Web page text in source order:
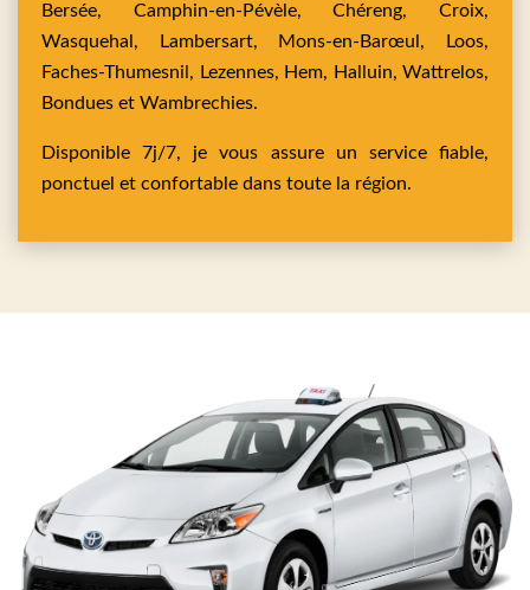
Bersée, Camphin-en-Pévèle,Chéreng,Croix,
Wasquehal,
Lambersart, Mons-en-Barœul,
Loos,
Faches-Thumesnil, Lezennes, Hem, Halluin, Wattrelos,
Bondues et Wambrechies.
Disponible 7j/7, je vous assure un service fiable,
ponctuel et confortable dans toute la région.